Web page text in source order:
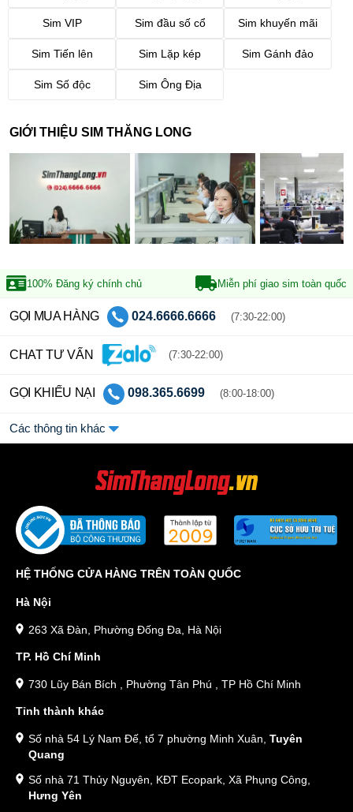
Sim VIP Sim đầu số cổ Sim khuyến mãi
Sim Tiến lên Sim Lặp kép Sim Gánh đảo
Sim Số độc Sim Ông Địa
GIỚI THIỆU SIM THĂNG LONG
100% Đăng ký chính chủ Miễn phí giao sim toàn quốc
GỌI MUA HÀNG 024.6666.6666 (7:30-22:00)
CHAT TƯ VẤN (7:30-22:00)
GỌI KHIẾU NẠI 098.365.6699 (8:00-18:00)
Các thông tin khác
HỆ THỐNG CỬA HÀNG TRÊN TOÀN QUỐC
Hà Nội
263 Xã Đàn, Phường Đống Đa, Hà Nội
TP. Hồ Chí Minh
730 Lũy Bán Bích , Phường Tân Phú , TP Hồ Chí Minh
Tỉnh thành khác
Số nhà 54 Lý Nam Đế, tổ 7 phường Minh Xuân, Tuyên
Quang
Số nhà 71 Thủy Nguyên, KĐT Ecopark, Xã Phụng Công,
Hưng Yên